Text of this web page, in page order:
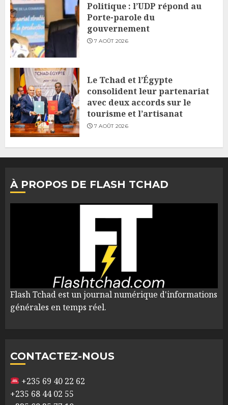
Politique : l’UDP répond au
Porte-parole du
gouvernement
7 AOÛT 2026
Le Tchad et l’Égypte
consolident leur partenariat
avec deux accords sur le
tourisme et l’artisanat
7 AOÛT 2026
À PROPOS DE FLASH TCHAD
Flash Tchad est un journal numérique d'informations
générales en temps réel.
CONTACTEZ-NOUS
+235 69 40 22 62
+235 68 44 02 55